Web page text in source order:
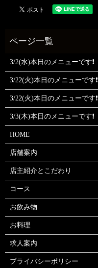
3/2(水)本日のメニューです❗
3/22(火)本日のメニューです❗
3/22(火)本日のメニューです❗
3/3(木)本日のメニューです❗
HOME
店舗案内
店主紹介とこだわり
コース
お飲み物
お料理
求人案内
プライバシーポリシー